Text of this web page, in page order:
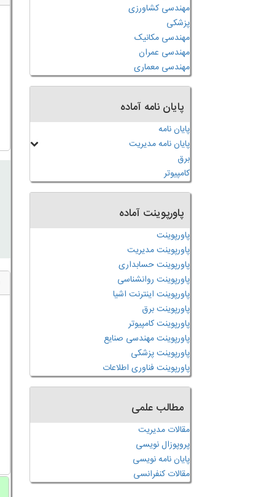
مهندسی کشاورزی
پزشکی
مهندسی مکانیک
مهندسی عمران
مهندسی معماری
پایان نامه آماده
پایان نامه
پایان نامه مدیریت
برق
کامپیوتر
پاورپوینت آماده
پاورپوینت
پاورپوینت مدیریت
پاورپوینت حسابداری
پاورپوینت روانشناسی
پاورپوینت اینترنت اشیا
پاورپوینت برق
پاورپوینت کامپیوتر
پاورپوینت مهندسی صنایع
پاورپوینت پزشکی
پاورپوینت فناوری اطلاعات
مطالب علمی
مقالات مدیریت
پروپوزال نویسی
پایان نامه نویسی
مقالات کنفرانسی